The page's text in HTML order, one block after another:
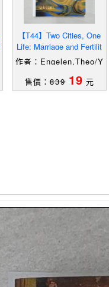
【T44】Two Cities, One
Life: Marriage and Fertilit
y in Lukang And Nikme
作者：Engelen,Theo/Y
售價：839 19 元